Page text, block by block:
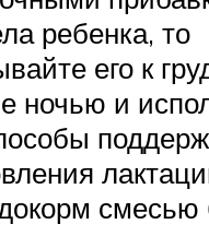
ребенка, то
его к
ночью и
смесью